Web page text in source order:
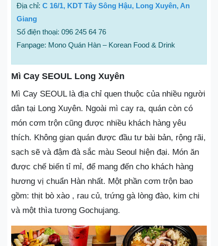
Địa chỉ: C 16/1, KDT Tây Sông Hậu, Long Xuyên, An
Giang
Số điện thoại: 096 245 64 76
Fanpage: Mono Quán Hàn – Korean Food & Drink
Mì Cay SEOUL Long Xuyên
Mì Cay SEOUL là địa chỉ quen thuộc của nhiều người
dân tại Long Xuyên. Ngoài mì cay ra, quán còn có
món cơm trộn cũng được nhiều khách hàng yêu
thích. Không gian quán được đầu tư bài bản, rộng rãi,
sạch sẽ và đậm đà sắc màu Seoul hiện đại. Món ăn
được chế biến tỉ mỉ, để mang đến cho khách hàng
hương vị chuẩn Hàn nhất. Một phần cơm trộn bao
gồm: thịt bò xào , rau củ, trứng gà lòng đào, kim chi
và một thìa tương Gochujang.